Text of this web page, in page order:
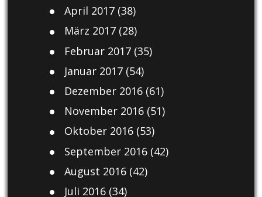
April 2017(38)
März 2017(28)
Februar 2017(35)
Januar 2017(54)
Dezember 2016(61)
November 2016(51)
Oktober 2016(53)
September 2016(42)
August 2016(42)
Juli 2016(34)